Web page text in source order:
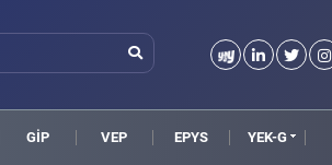
GİP VEP EPYS YEK-G